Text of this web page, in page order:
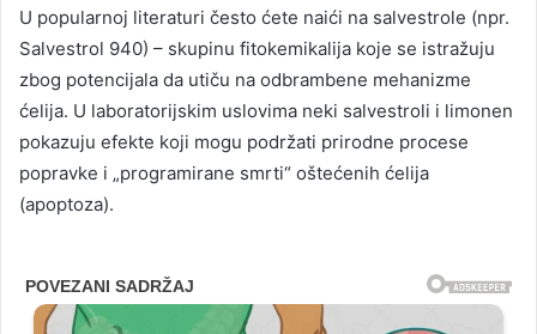
U popularnoj literaturi često ćete naići na salvestrole (npr.
Salvestrol 940) – skupinu fitokemikalija koje se istražuju
zbog potencijala da utiču na odbrambene mehanizme
ćelija. U laboratorijskim uslovima neki salvestroli i limonen
pokazuju efekte koji mogu podržati prirodne procese
popravke i „programirane smrti“ oštećenih ćelija
(apoptoza).